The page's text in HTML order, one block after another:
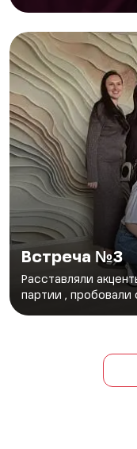
Встреча №3
Расставляли
партии , пробовали